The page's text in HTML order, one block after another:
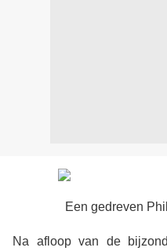
Een gedreven
Na afloop van de